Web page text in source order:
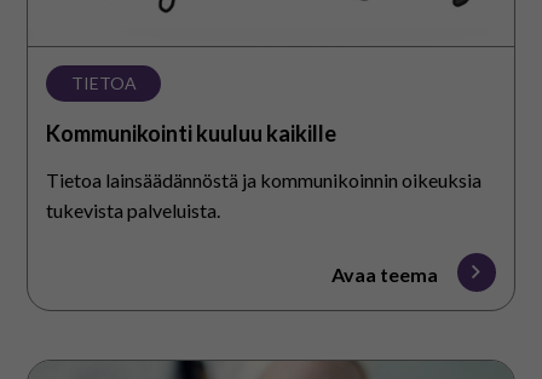
TIETOA
Kommunikointi kuuluu kaikille
Tietoa lainsäädännöstä ja kommunikoinnin oikeuksia
tukevista palveluista.
Avaa teema